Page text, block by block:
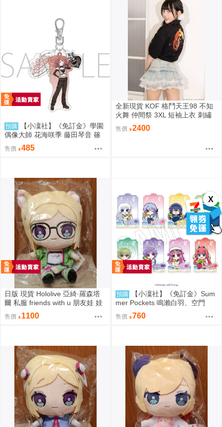
X
預購
【小凜社】《免訂金》學園
偶像大師 花海咲季 藤田琴音 篠
澤廣 ECLIPSE LIGHT 吊飾 桌上
小旗
售價 485
全新現貨 KOF 格鬥天王98 不知
火舞 仲間祭 3XL 短袖上衣 刺繡
限定聯名
售價 2400
日版 現貨 Hololive 亞綺·羅森塔
爾 私服 friends with u 朋友娃 娃
娃 玩偶 布偶 亞綺羅森 Akirose
アキ・ローゼンタール
售價 1100
預購
【小凜社】《免訂金》Sum
mer Pockets 鳴瀨白羽、空門
蒼、久島鷗、紬溫達斯 壓克力立
牌 吊飾 壓克力御守
售價 760